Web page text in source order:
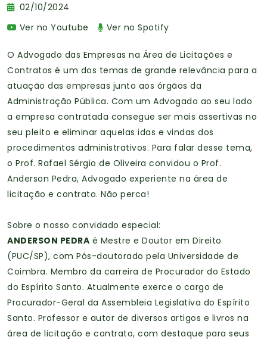
02/10/2024
Ver no Youtube
Ver no Spotify
O Advogado das Empresas na Área de Licitações e
Contratos é um dos temas de grande relevância para a
atuação das empresas junto aos órgãos da
Administração Pública. Com um Advogado ao seu lado
a empresa contratada consegue ser mais assertivas no
seu pleito e eliminar aquelas idas e vindas dos
procedimentos administrativos. Para falar desse tema,
o Prof. Rafael Sérgio de Oliveira convidou o Prof.
Anderson Pedra, Advogado experiente na área de
licitação e contrato. Não perca!
Sobre o nosso convidado especial:
ANDERSON PEDRA é Mestre e Doutor em Direito
(PUC/SP), com Pós-doutorado pela Universidade de
Coimbra. Membro da carreira de Procurador do Estado
do Espírito Santo. Atualmente exerce o cargo de
Procurador-Geral da Assembleia Legislativa do Espírito
Santo. Professor e autor de diversos artigos e livros na
área de licitação e contrato, com destaque para seus